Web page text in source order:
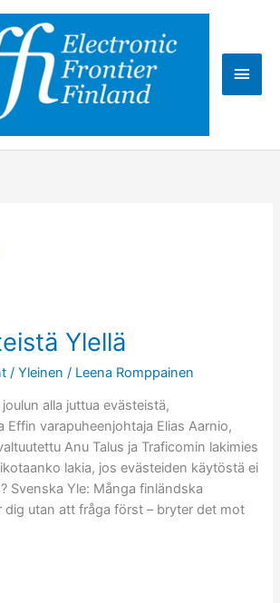
Main
Ylellä
/Yleinen / Leena Romppainen
alla juttua evästeistä,
Effin varapuheenjohtaja Elias Aarnio,
Anu Talus ja Traficomin lakimies
lakia, jos evästeiden käytöstä ei
Svenska Yle: Många finländska
dig utan att fråga först – bryter det mot